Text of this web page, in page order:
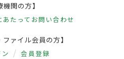
機関の方】
たって お問い合わせ
ファイル会員の方】
会員登録